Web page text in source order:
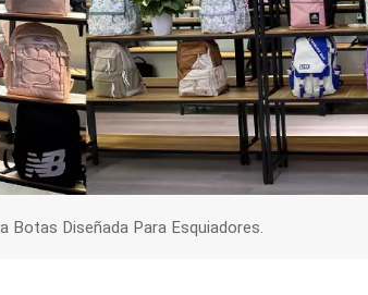
Botas Diseñada Para Esquiadores.